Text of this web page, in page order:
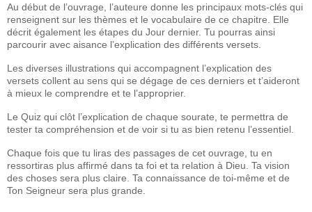
Au début de l’ouvrage, l’auteure donne les principaux mots-clés qui
renseignent sur les thèmes et le vocabulaire de ce chapitre. Elle
décrit également les étapes du Jour dernier. Tu pourras ainsi
parcourir avec aisance l’explication des différents versets.
Les diverses illustrations qui accompagnent l’explication des
versets collent au sens qui se dégage de ces derniers et t’aideront
à mieux le comprendre et te l’approprier.
Le Quiz qui clôt l’explication de chaque sourate, te permettra de
tester ta compréhension et de voir si tu as bien retenu l’essentiel.
Chaque fois que tu liras des passages de cet ouvrage, tu en
ressortiras plus affirmé dans ta foi et ta relation à Dieu. Ta vision
des choses sera plus claire. Ta connaissance de toi-même et de
Ton Seigneur sera plus grande.